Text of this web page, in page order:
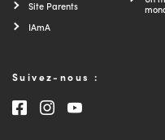
Site Parents
IAmA
Suivez-nous :
Consultez notre page
Consultez notre
Consultez